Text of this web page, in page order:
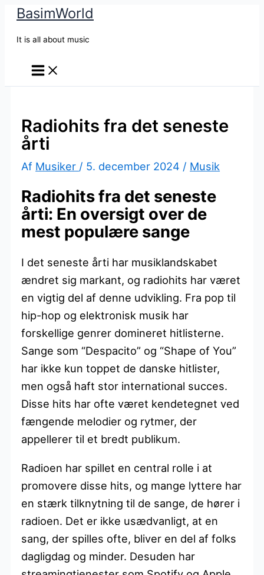
BasimWorld
It is all about music
Radiohits fra det seneste
årti
Af Musiker / 5. december 2024 / Musik
Radiohits fra det seneste
årti: En oversigt over de
mest populære sange
I det seneste årti har musiklandskabet
ændret sig markant, og radiohits har været
en vigtig del af denne udvikling. Fra pop til
hip-hop og elektronisk musik har
forskellige genrer domineret hitlisterne.
Sange som “Despacito” og “Shape of You”
har ikke kun toppet de danske hitlister,
men også haft stor international succes.
Disse hits har ofte været kendetegnet ved
fængende melodier og rytmer, der
appellerer til et bredt publikum.
Radioen har spillet en central rolle i at
promovere disse hits, og mange lyttere har
en stærk tilknytning til de sange, de hører i
radioen. Det er ikke usædvanligt, at en
sang, der spilles ofte, bliver en del af folks
dagligdag og minder. Desuden har